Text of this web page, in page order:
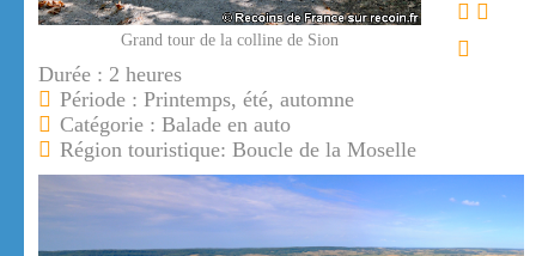
Grand tour de la colline de Sion
Durée : 2 heures
Période : Printemps, été, automne
Catégorie : Balade en auto
Région touristique: Boucle de la Moselle